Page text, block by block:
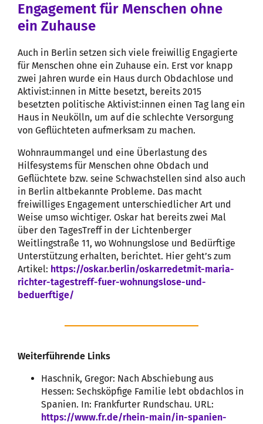
Engagement für Menschen ohne
ein Zuhause
Auch in Berlin setzen sich viele freiwillig Engagierte
für Menschen ohne ein Zuhause ein. Erst vor knapp
zwei Jahren wurde ein Haus durch Obdachlose und
Aktivist:innen in Mitte besetzt, bereits 2015
besetzten politische Aktivist:innen einen Tag lang ein
Haus in Neukölln, um auf die schlechte Versorgung
von Geflüchteten aufmerksam zu machen.
Wohnraummangel und eine Überlastung des
Hilfesystems für Menschen ohne Obdach und
Geflüchtete bzw. seine Schwachstellen sind also auch
in Berlin altbekannte Probleme. Das macht
freiwilliges Engagement unterschiedlicher Art und
Weise umso wichtiger. Oskar hat bereits zwei Mal
über den TagesTreff in der Lichtenberger
Weitlingstraße 11, wo Wohnungslose und Bedürftige
Unterstützung erhalten, berichtet. Hier geht’s zum
Artikel: https://oskar.berlin/oskarredetmit-maria-
richter-tagestreff-fuer-wohnungslose-und-
beduerftige/
Weiterführende Links
Haschnik, Gregor: Nach Abschiebung aus
Hessen: Sechsköpfige Familie lebt obdachlos in
Spanien. In: Frankfurter Rundschau. URL:
https://www.fr.de/rhein-main/in-spanien-